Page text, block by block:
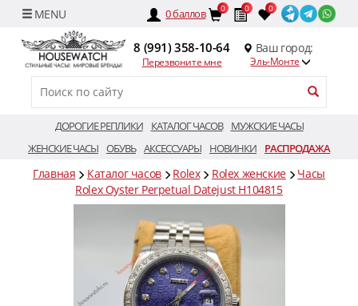
0баллов 0 0 0
8 (991) 358-10-64
Перезвоните мне
Ваш город:
Эль-Монте
ДОРОГИЕ РЕПЛИКИ КАТАЛОГ ЧАСОВ
МУЖСКИЕ ЧАСЫ
ЖЕНСКИЕ ЧАСЫ ОБУВЬ АКСЕССУАРЫ НОВИНКИ РАСПРОДАЖА
Главная Каталог часов Rolex Rolex женские
Часы
Rolex Oyster Perpetual Datejust H104815